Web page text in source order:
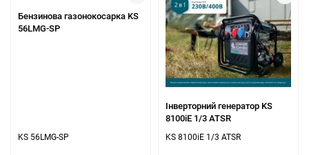
Бензинова газонокосарка KS
56LMG-SP
KS 56LMG-SP
Інверторний генератор KS
8100iE 1/3 ATSR
KS 8100iE 1/3 ATSR